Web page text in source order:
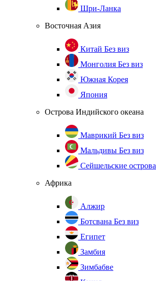
Шри-Ланка
Восточная Азия
Китай Без виз
Монголия Без виз
Южная Корея
Япония
Острова Индийского океана
Маврикий Без виз
Мальдивы Без виз
Сейшельские острова
Африка
Алжир
Ботсвана Без виз
Египет
Замбия
Зимбабве